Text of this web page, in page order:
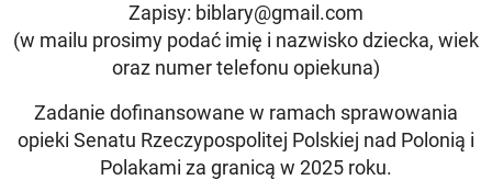
Zapisy: biblary@gmail.com
(w mailu prosimy podać imię i nazwisko dziecka, wiek
oraz numer telefonu opiekuna)
Zadanie dofinansowane w ramach sprawowania
opieki Senatu Rzeczypospolitej Polskiej nad Polonią i
Polakami za granicą w 2025 roku.